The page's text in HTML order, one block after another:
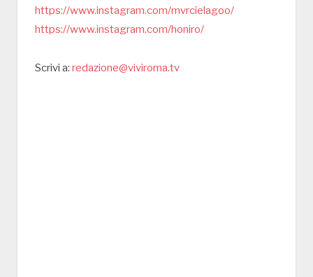
https://www.instagram.com/mvrcielagoo/
https://www.instagram.com/honiro/
Scrivi a: redazione@viviroma.tv